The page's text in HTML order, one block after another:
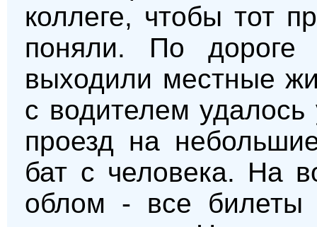
коллеге, чтобы тот
поняли. По
выходили местные
с водителем удалось
проезд на
бат с человека. На
облом - все билеты